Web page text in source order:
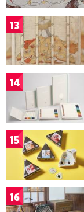
13
14
15
16